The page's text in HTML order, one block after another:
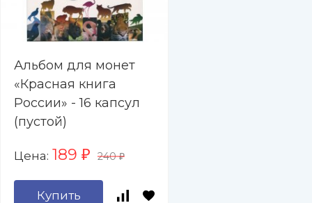
Альбом для монет
«Красная книга
России» - 16 капсул
(пустой)
Цена: 189 ₽ 240₽
Купить